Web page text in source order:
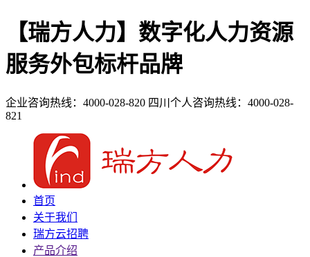
【瑞方人力】数字化人力资源
服务外包标杆品牌
企业咨询热线：4000-028-820 四川个人咨询热线：4000-028-
821
首页
关于我们
瑞方云招聘
产品介绍